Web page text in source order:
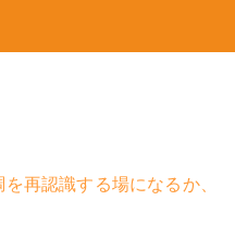
再認識する場になるか、